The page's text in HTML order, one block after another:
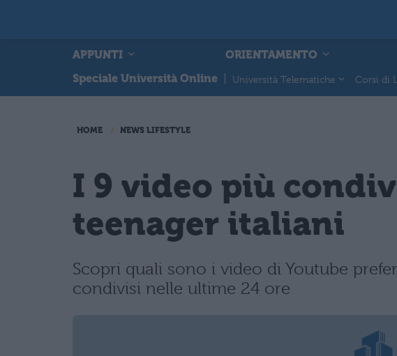
APPUNTI ORIENTAMENTO
Speciale Università Online
Università Telematiche Corsi di
HOME NEWS LIFESTYLE
I 9 video più
teenager italiani
Scopri quali sono i video di Youtube
condivisi nelle ultime 24 ore